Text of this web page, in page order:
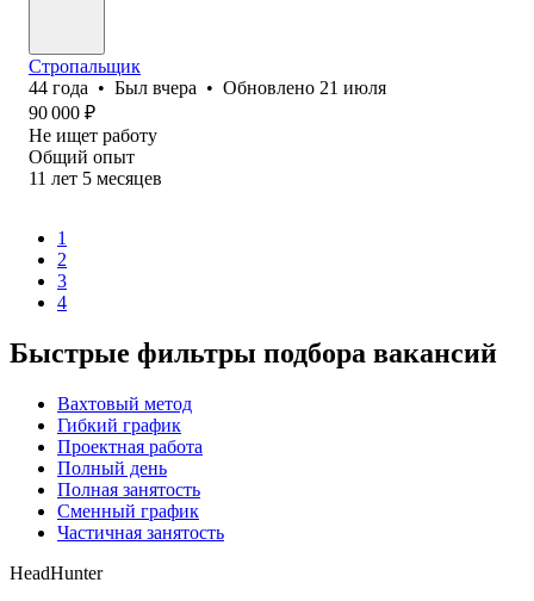
Стропальщик
44 года • Был вчера • Обновлено 21 июля
90 000 ₽
Не ищет работу
Общий опыт
11 лет 5 месяцев
1
2
3
4
Быстрые фильтры подбора вакансий
Вахтовый метод
Гибкий график
Проектная работа
Полный день
Полная занятость
Сменный график
Частичная занятость
HeadHunter